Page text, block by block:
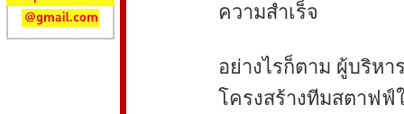
ความสำเร็จ
อย่างไรก็ตาม ผู้บริหา
โครงสร้างทีมสตาฟ